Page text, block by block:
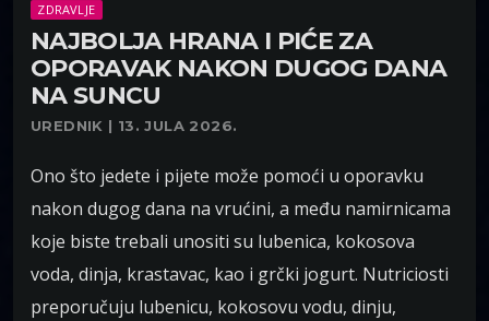
ZDRAVLJE
NAJBOLJA HRANA I PIĆE ZA
OPORAVAK NAKON DUGOG DANA
NA SUNCU
UREDNIK | 13. JULA 2026.
Ono što jedete i pijete može pomoći u oporavku
nakon dugog dana na vrućini, a među namirnicama
koje biste trebali unositi su lubenica, kokosova
voda, dinja, krastavac, kao i grčki jogurt. Nutriciosti
preporučuju lubenicu, kokosovu vodu, dinju,